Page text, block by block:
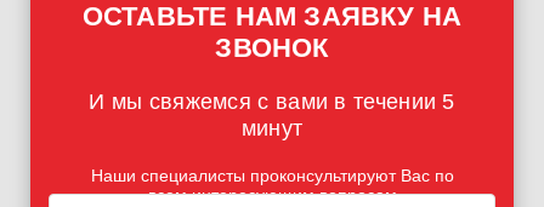
ОСТАВЬТЕ НАМ ЗАЯВКУ НА
ЗВОНОК
И мы свяжемся с вами в течении 5
минут
Наши специалисты проконсультируют Вас по
всем интересующим вопросам